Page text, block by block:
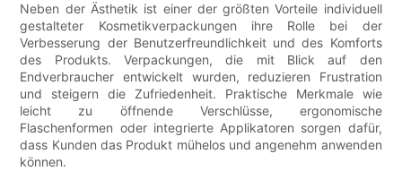
Neben der Ästhetik ist einer der größten Vorteile individuell
gestalteter Kosmetikverpackungen ihre Rolle bei der
Verbesserung der Benutzerfreundlichkeit und des Komforts
des Produkts. Verpackungen, die mit Blick auf den
Endverbraucher entwickelt wurden, reduzieren Frustration
und steigern die Zufriedenheit. Praktische Merkmale wie
leicht zu öffnende Verschlüsse, ergonomische
Flaschenformen oder integrierte Applikatoren sorgen dafür,
dass Kunden das Produkt mühelos und angenehm anwenden
können.